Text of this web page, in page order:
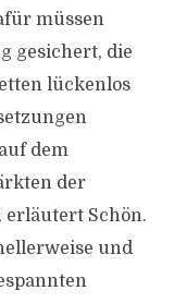
müssen
gesichert, die
lückenlos
dem
der
erläutert Schön.
und